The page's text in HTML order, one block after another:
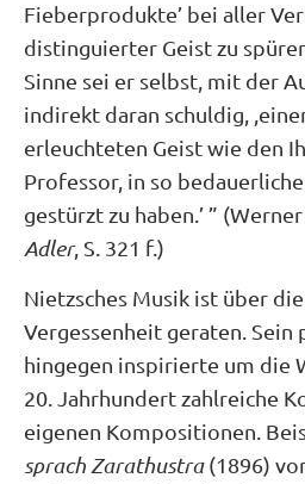
Fieberprodukte’ bei aller
distinguierter Geist zu
Sinne sei er selbst, mit der
indirekt daran schuldig,
erleuchteten Geist wie den
Professor, in so
gestürzt zu haben.’ ” (Werner
Adler, S. 321 f.)
Nietzsches Musik ist über
Vergessenheit geraten. Sein
hingegen inspirierte um die
20. Jahrhundert zahlreiche
eigenen Kompositionen.
sprach Zarathustra(1896)